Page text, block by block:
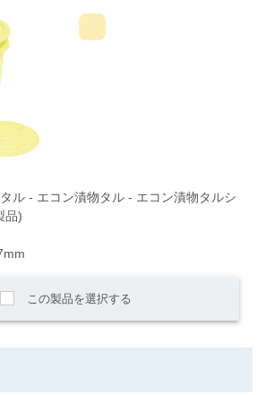
ル - エコン漬物タル - エコン漬物タルシ
品)
この製品を選択する